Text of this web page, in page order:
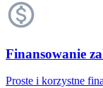
Finansowanie
Proste i korzystne